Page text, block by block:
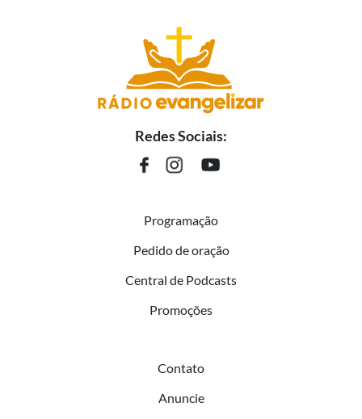
Redes Sociais:
Programação
Pedido de oração
Central de Podcasts
Promoções
Contato
Anuncie